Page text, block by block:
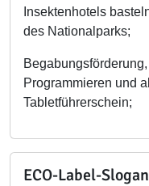
Insektenhotels
des Nationalparks;
Programmieren und
Tabletführerschein;
ECO-Label-Slogan